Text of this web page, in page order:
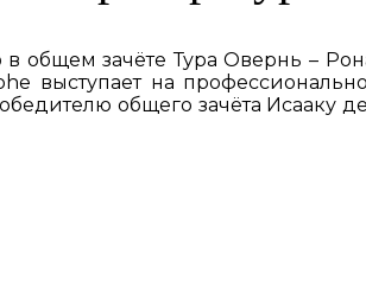
общем зачёте Тура Овернь –
выступает на
общего зачёта Исааку